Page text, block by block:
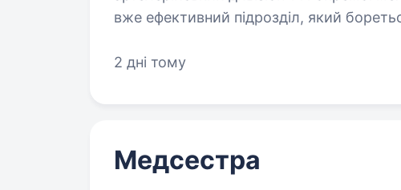
вже ефективний підрозділ, який
2 дні тому
Медсестра